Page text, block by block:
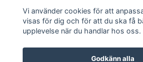
Sociala medier
Vi använder cookies för att
visas för dig och för att du ska få
upplevelse när du handlar hos oss.
Godkänn alla